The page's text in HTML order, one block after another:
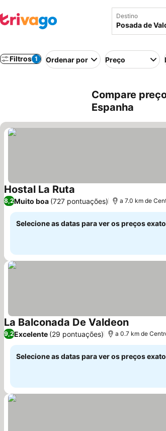
Destino
Filtros 1 Ordenar por Preço
Compare
Espanha
Hostal La Ruta
8,2Muito boa (727 pontuações) a 7.0 km de
Selecione as datas para ver os preços
La Balconada De Valdeon
9,2Excelente (29 pontuações) a 0.7 km de
Selecione as datas para ver os preços